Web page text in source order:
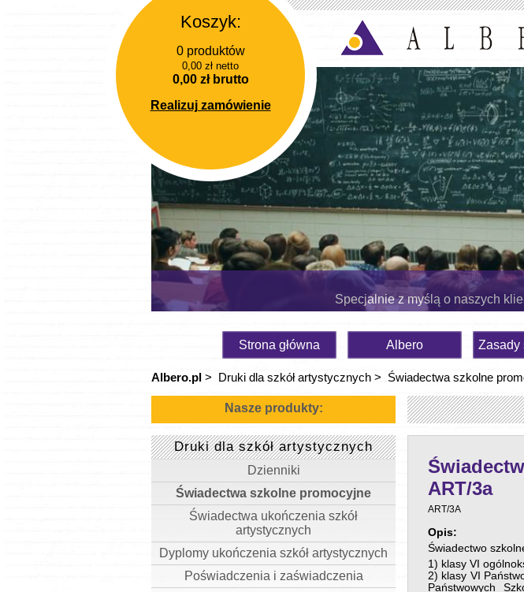
Koszyk:
0 produktów
0,00 zł netto
0,00 zł brutto
Realizuj zamówienie
Specjalnie z myślą o naszych
Strona główna Albero Zasady
Albero.pl > Druki dla szkół artystycznych > Świadectwa szkolne
Nasze produkty:
Druki dla szkół artystycznych
Dzienniki
Świadectwa szkolne promocyjne
Świadectwa ukończenia szkół
artystycznych
Dyplomy ukończenia szkół artystycznych
Poświadczenia i zaświadczenia
ART/3a
ART/3A
Opis:
Świadectwo
1) klasy VI
2) klasy VI
Państwowych